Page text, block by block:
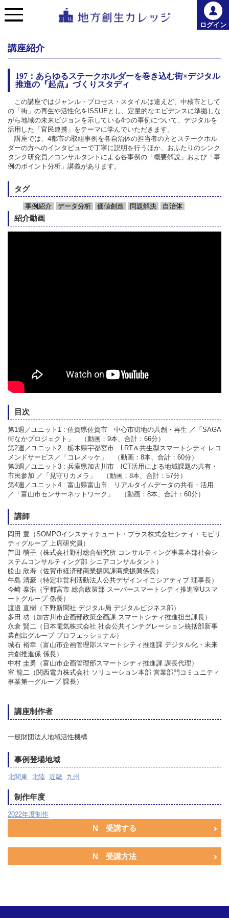
ログイン
講座紹介
197：あらゆるステークホルダーを巻き込む街×デジタル
推進の『起点』づくりスタディ
この講座ではジャンル・プロセス・スタイルは違えど、中核市として
の「街」の再生や活性化をISSUEとし、定量的なエビデンスに準拠しな
がら地域の未来ビジョンを示している4つの事例について、デジタルを
活用した「官民連携」をテーマに学んでいただきます。
講座では、4都市の取組事例を各自治体の担当者の方とステークホル
ダーの方へのインタビューで丁寧に説明を行うほか、おふたりのシンク
タンク研究員／コンサルタントによる各事例の「概要解説」および「事
例のポイント分析」講義があります。
タグ
事例紹介 データ分析 価値創造 問題解決 自治体
紹介動画
目次
第1週／ユニット1 : 佐賀県佐賀市 中心市街地の共創・再生 ／「SAGA
街なかプロジェクト」 （動画：9本、合計：66分）
第2週／ユニット2 : 栃木県宇都宮市 LRT＆共生型スマートシティ レコ
メンドサービス／「コレメッケ」 （動画：8本、合計：60分）
第3週／ユニット3 : 兵庫県加古川市 ICT活用による地域課題の共有・
市民参加 ／「見守りカメラ」 （動画：8本、合計：57分）
第4週／ユニット4 : 富山県富山市 リアルタイムデータの共有・活用
／「富山市センサーネットワーク」 （動画：8本、合計：60分）
講師
岡田 豊（SOMPOインスティチュート・プラス株式会社シティ・モビリ
ティグループ 上席研究員）
芦田 萌子（株式会社野村総合研究所 コンサルティング事業本部社会シ
ステムコンサルティング部 シニアコンサルタント）
舩山 欣寿（佐賀市経済部商業振興課商業振興係長）
牛島 清豪（特定非営利活動法人公共デザインイニシアティブ 理事長）
今崎 泰浩（宇都宮市 総合政策部 スーパースマートシティ推進室Uスマ
ートグループ 係長）
渡邉 直樹（下野新聞社 デジタル局 デジタルビジネス部）
多田 功（加古川市企画部政策企画課 スマートシティ推進担当課長）
永倉 賢二（日本電気株式会社 社会公共インテグレーション統括部新事
業創出グループ プロフェッショナル）
城石 裕幸（富山市企画管理部スマートシティ推進課 デジタル化・未来
共創推進係 係長）
中村 圭勇（富山市企画管理部スマートシティ推進課 課長代理）
室 龍二（関西電力株式会社 ソリューション本部 営業部門コミュニティ
事業第一グループ 課長）
講座制作者
一般財団法人地域活性機構
事例登場地域
北関東 北陸 近畿 九州
制作年度
2022年度制作
N 受講する
N 受講方法